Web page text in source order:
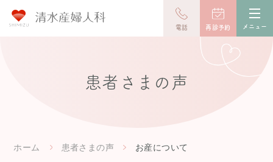
電話 再診予約 メニュー
患者さまの声
ホーム 患者さまの声 お産について